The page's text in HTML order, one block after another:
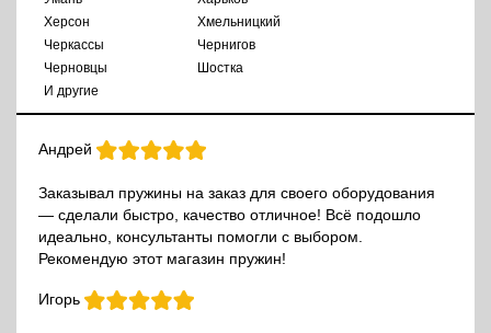
Херсон
Хмельницкий
Черкассы
Чернигов
Черновцы
Шостка
И другие
Андрей
Заказывал пружины на заказ для своего оборудования
— сделали быстро, качество отличное! Всё подошло
идеально, консультанты помогли с выбором.
Рекомендую этот магазин пружин!
Игорь